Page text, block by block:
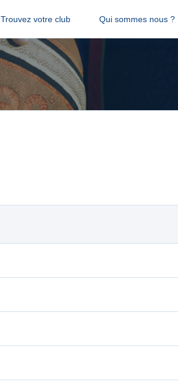
Trouvez votre club Qui sommes nous ?